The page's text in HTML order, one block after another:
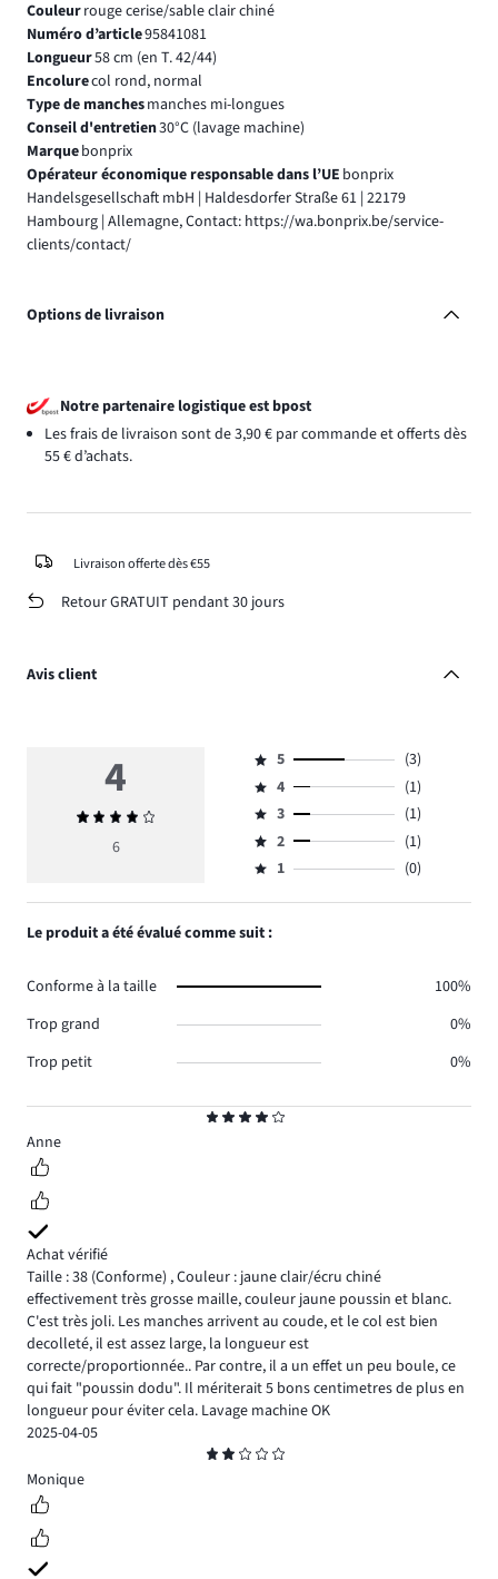
Couleurrouge cerise/sable clair chiné
Numéro d’article95841081
Longueur58 cm (en T. 42/44)
Encolurecol rond, normal
Type de manchesmanches mi-longues
Conseil d'entretien30°C (lavage machine)
Marquebonprix
Opérateur économique responsable dans l’UE bonprix
Handelsgesellschaft mbH | Haldesdorfer Straße 61 | 22179
Hambourg | Allemagne, Contact: https://wa.bonprix.be/service-
clients/contact/
Options de livraison
Notre partenaire logistique est bpost
Les frais de livraison sont de 3,90 € par commande et offerts dès
55 € d’achats.
Livraison offerte dès €55
Retour GRATUIT pendant 30 jours
Avis client
4
Anne
Achat vérifié
Taille : 38 (Conforme) ,Couleur : jaune clair/écru chiné
effectivement très grosse maille, couleur jaune poussin et blanc.
C'est très joli. Les manches arrivent au coude, et le col est bien
decolleté, il est assez large, la longueur est
correcte/proportionnée.. Par contre, il a un effet un peu boule, ce
qui fait "poussin dodu". Il mériterait 5 bons centimetres de plus en
longueur pour éviter cela. Lavage machine OK
2025-04-05
2
Monique
4
Note
moyenne
6
Note
5,
nombre
de
votes
3.
5
(3)
Note
4,
nombre
de
1.
4
(1)
Note
3,
nombre
1.
3
(1)
Note
2,
votes
2
(1)
Note
1,
nombre
de
0.
1 (0)
Le produit a été évalué comme suit :
Conforme à la taille
100%
Trop grand
0%
Trop petit
0%